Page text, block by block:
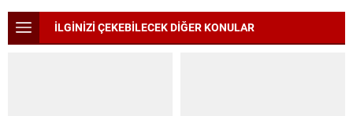
İLGİNİZİ ÇEKEBİLECEK DİĞER KONULAR